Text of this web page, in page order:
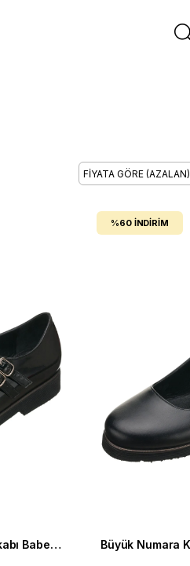
FIYATA GÖRE (AZALAN)
Büyük Numara Kadın Ayakkabı Babet MYG0403 siyah R
%60 İNDIRIM